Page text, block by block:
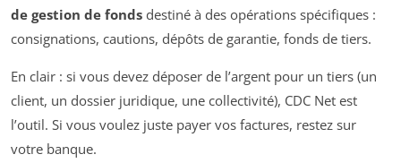
de gestion de fonds destiné à des opérations spécifiques :
consignations, cautions, dépôts de garantie, fonds de tiers.
En clair : si vous devez déposer de l’argent pour un tiers (un
client, un dossier juridique, une collectivité), CDC Net est
l’outil. Si vous voulez juste payer vos factures, restez sur
votre banque.